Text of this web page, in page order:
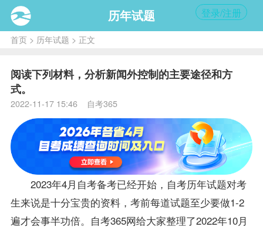
历年试题 登录/注册
首页> 历年试题 > 正文
阅读下列材料，分析新闻外控制的主要途径和方
式。
2022-11-17 15:46 自考365
2023年4月自考备考已经开始，自考历年试题对考
生来说是十分宝贵的资料，考前每道试题至少要做1-2
遍才会事半功倍。自考365网给大家整理了2022年10月